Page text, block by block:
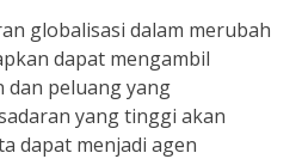
globalisasi dalam merubah
dapat mengambil
dan peluang yang
yang tinggi akan
dapat menjadi agen